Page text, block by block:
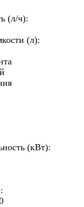
(л/ч):
(л):
(кВт):